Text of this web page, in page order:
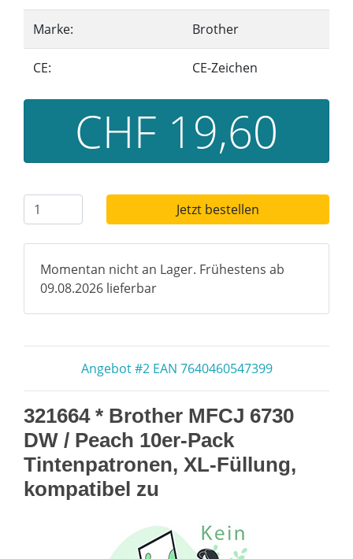
Marke: Brother
CE: CE-Zeichen
CHF 19,60
Jetzt bestellen
Momentan nicht an Lager. Frühestens ab
09.08.2026 lieferbar
Angebot #2 EAN 7640460547399
321664 * Brother MFCJ 6730
DW / Peach 10er-Pack
Tintenpatronen, XL-Füllung,
kompatibel zu